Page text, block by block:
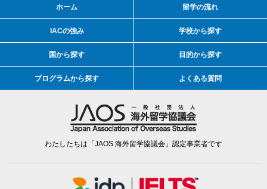
ホーム 留学の流れ
IACの強み 学校から探す
国から探す 目的から探す
プログラムから探す よくある質問
わたしたちは「JAOS 海外留学協議会」認定事業者です